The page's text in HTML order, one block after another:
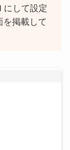
にして設定
を掲載して